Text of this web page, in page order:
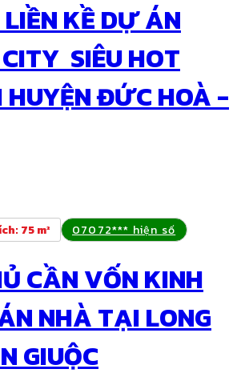
KỀ DỰ ÁN
SIÊU HOT
HUYỆN ĐỨC HOÀ -
: 75 m² 07072*** hiện số
CẦN VỐN KINH
NHÀ TẠI LONG
GIUỘC